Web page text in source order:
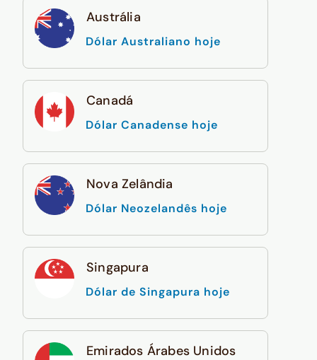
Austrália
Dólar Australiano hoje
Canadá
Dólar Canadense hoje
Nova Zelândia
Dólar Neozelandês hoje
Singapura
Dólar de Singapura hoje
Emirados Árabes Unidos